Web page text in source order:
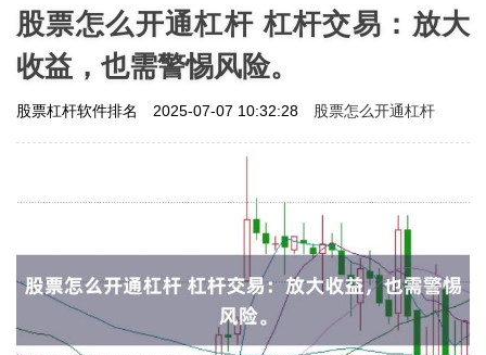
股票怎么开通杠杆 杠杆交易：放大
收益，也需警惕风险。
股票杠杆软件排名 2025-07-07 10:32:28 股票怎么开通杠杆